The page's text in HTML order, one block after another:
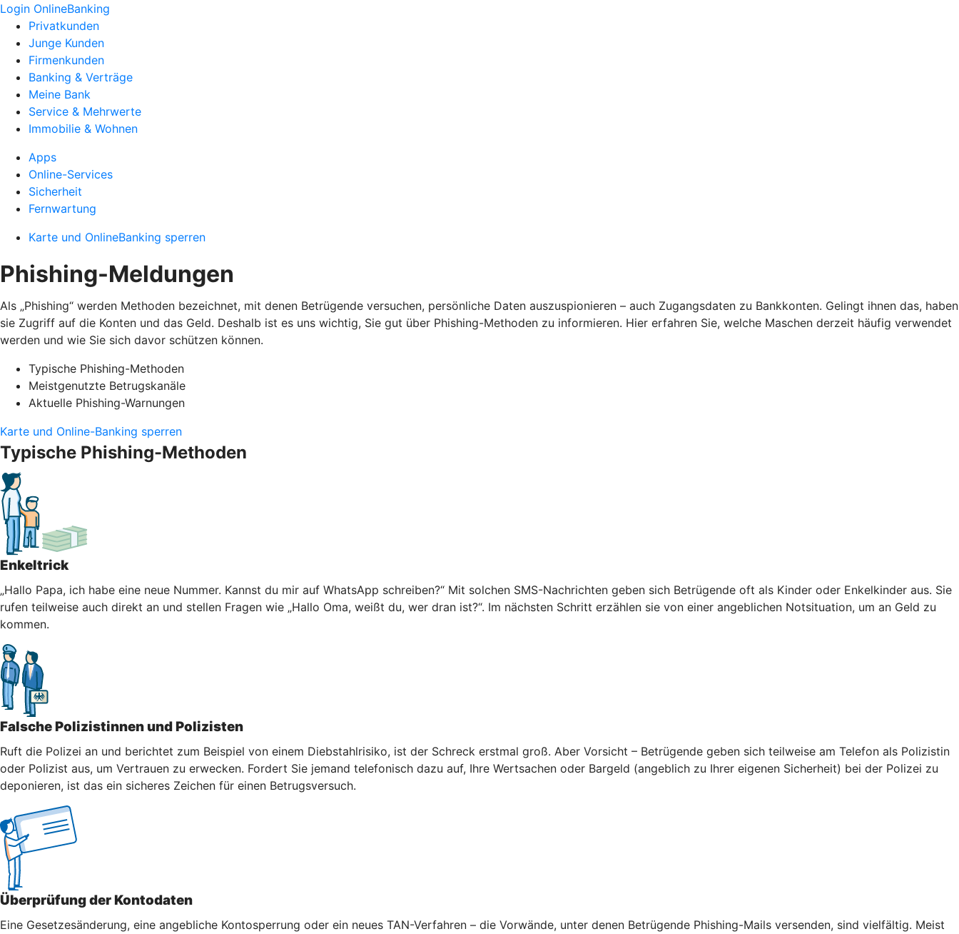
Login OnlineBanking
Privatkunden
Junge Kunden
Firmenkunden
Banking & Verträge
Meine Bank
Service & Mehrwerte
Immobilie & Wohnen
Apps
Online-Services
Sicherheit
Fernwartung
Karte und OnlineBanking sperren
Phishing-Meldungen
Als „Phishing“ werden Methoden bezeichnet, mit denen Betrügende versuchen, persönliche Daten auszuspionieren – auch Zugangsdaten zu Bankkonten. Gelingt ihnen das, haben
sie Zugriff auf die Konten und das Geld. Deshalb ist es uns wichtig, Sie gut über Phishing-Methoden zu informieren. Hier erfahren Sie, welche Maschen derzeit häufig verwendet
werden und wie Sie sich davor schützen können.
Typische Phishing-Methoden
Meistgenutzte Betrugskanäle
Aktuelle Phishing-Warnungen
Karte und Online-Banking sperren
Typische Phishing-Methoden
Enkeltrick
„Hallo Papa, ich habe eine neue Nummer. Kannst du mir auf WhatsApp schreiben?“ Mit solchen SMS-Nachrichten geben sich Betrügende oft als Kinder oder Enkelkinder aus. Sie
rufen teilweise auch direkt an und stellen Fragen wie „Hallo Oma, weißt du, wer dran ist?“. Im nächsten Schritt erzählen sie von einer angeblichen Notsituation, um an Geld zu
kommen.
Falsche Polizistinnen und Polizisten
Ruft die Polizei an und berichtet zum Beispiel von einem Diebstahlrisiko, ist der Schreck erstmal groß. Aber Vorsicht – Betrügende geben sich teilweise am Telefon als Polizistin
oder Polizist aus, um Vertrauen zu erwecken. Fordert Sie jemand telefonisch dazu auf, Ihre Wertsachen oder Bargeld (angeblich zu Ihrer eigenen Sicherheit) bei der Polizei zu
deponieren, ist das ein sicheres Zeichen für einen Betrugsversuch.
Überprüfung der Kontodaten
Eine Gesetzesänderung, eine angebliche Kontosperrung oder ein neues TAN-Verfahren – die Vorwände, unter denen Betrügende Phishing-Mails versenden, sind vielfältig. Meist